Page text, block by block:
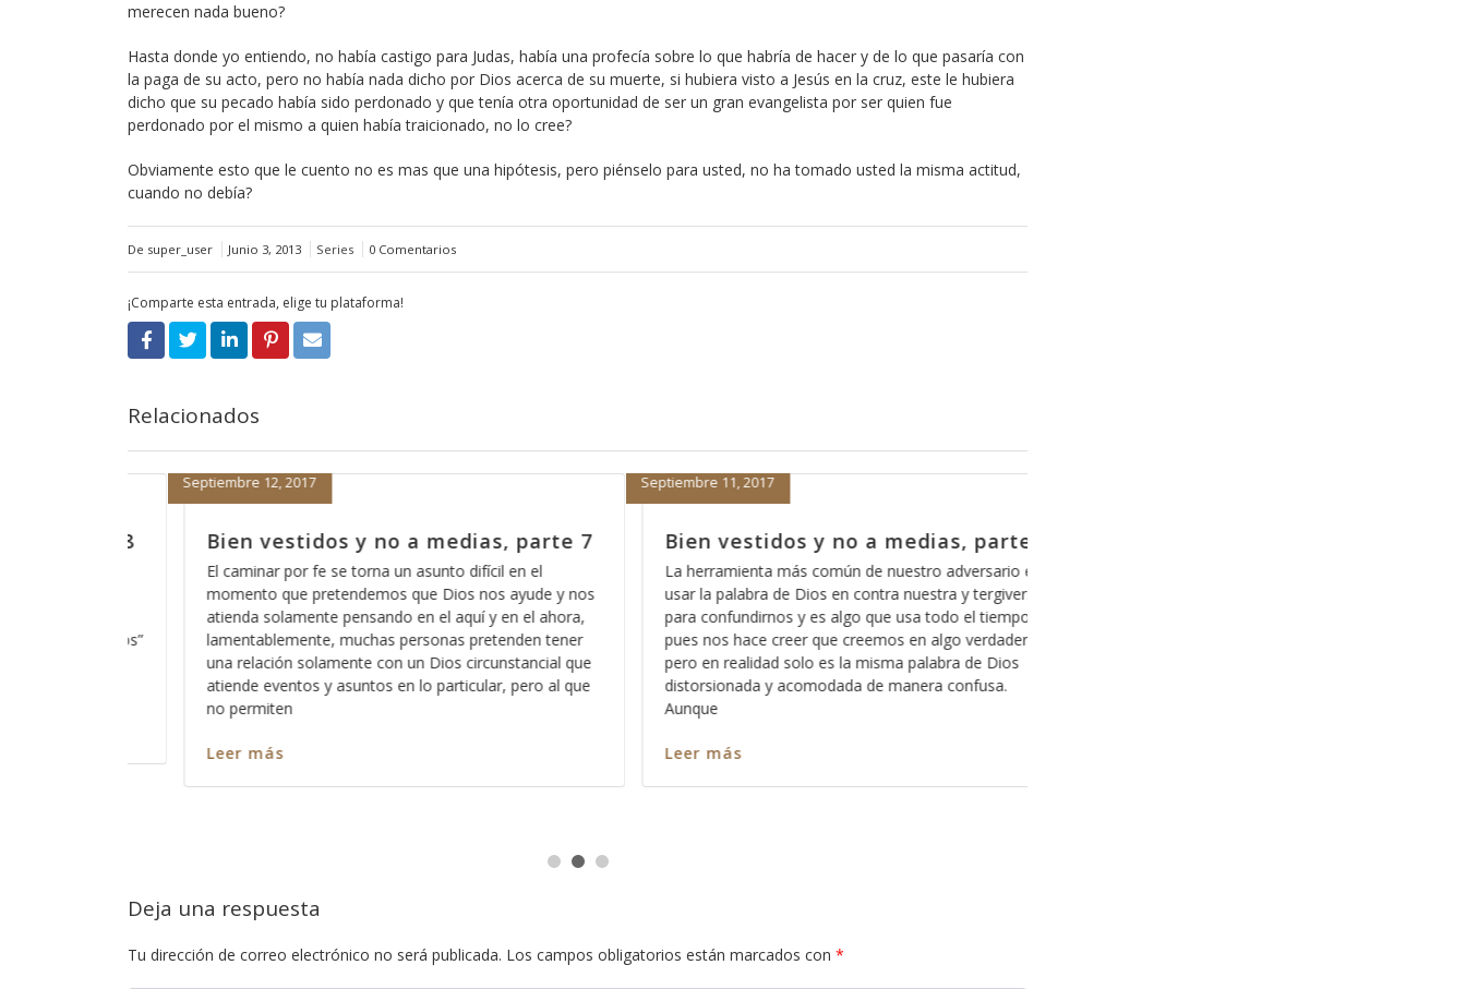
merecen nada bueno?
Hasta donde yo entiendo, no había castigo para Judas, había una profecía sobre lo que habría de hacer y de lo que pasaría con
la paga de su acto, pero no había nada dicho por Dios acerca de su muerte, si hubiera visto a Jesús en la cruz, este le hubiera
dicho que su pecado había sido perdonado y que tenía otra oportunidad de ser un gran evangelista por ser quien fue
perdonado por el mismo a quien había traicionado, no lo cree?
Obviamente esto que le cuento no es mas que una hipótesis, pero piénselo para usted, no ha tomado usted la misma actitud,
cuando no debía?
De super_user Junio 3, 2013 Series 0 Comentarios
¡Comparte esta entrada, elige tu plataforma!
Relacionados
Bien vestidos y no a medias, parte 6
Septiembre 11, 2017
La herramienta más común de nuestro adversario es el
usar la palabra de Dios en contra nuestra y tergiversarla
para confundirnos y es algo que usa todo el tiempo,
pues nos hace creer que creemos en algo verdadero,
pero en realidad solo es la misma palabra de Dios
distorsionada y acomodada de manera confusa.
Aunque
Leer más
Bien vestidos y no a medias, parte 5
Septiembre 8, 2017
La paz para muchos es la ausencia de problemas, pero
en realidad eso se llama tranquilidad y es algo que en
realidad no tiene que ver con la fe, pues depende 100%
de factores internos, de acuerdo a lo que sabemos de
parte de Dios y de lo que dice la Biblia, la paz no
Leer más
Deja una respuesta
Tu dirección de correo electrónico no será publicada. Los campos obligatorios están marcados con *